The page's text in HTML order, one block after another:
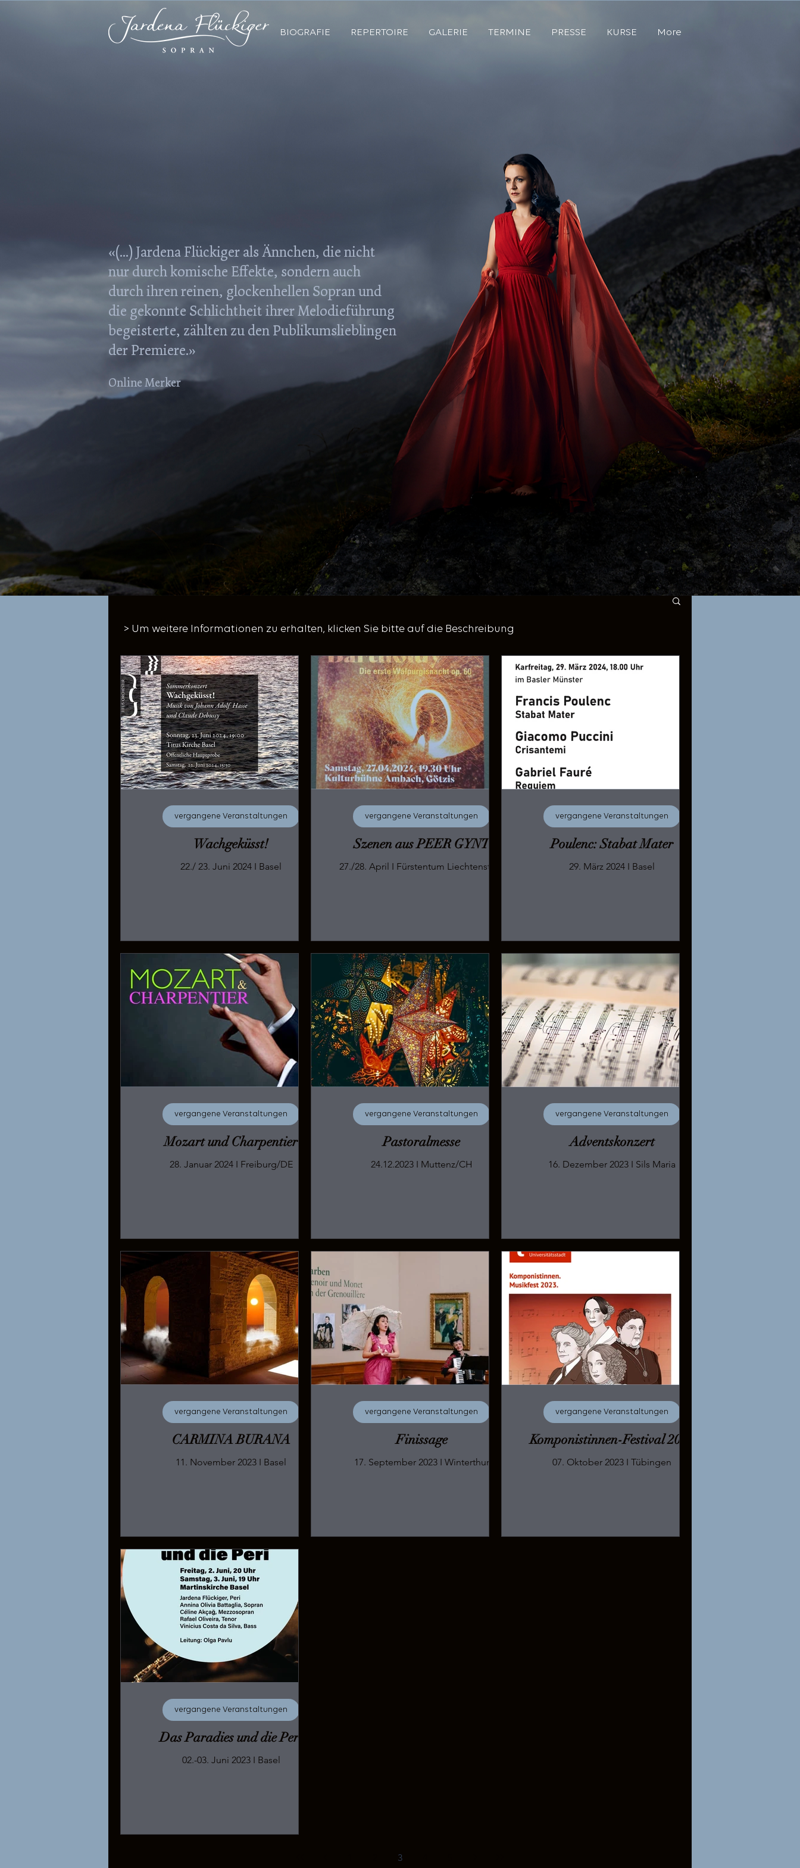
BIOGRAFIE REPERTOIRE GALERIE TERMINE PRESSE KURSE More
«(...) Jardena Flückiger als Ännchen, die nicht
nur durch komische Effekte, sondern auch
durch ihren reinen, glockenhellen Sopran und
die gekonnte Schlichtheit ihrer Melodieführung
begeisterte, zählten zu den Publikumslieblingen
der Premiere.»
Online Merker
Wachgeküsst!
22./ 23. Juni 2024 I Basel
vergangene Veranstaltungen
Szenen aus PEER GYNT
27./28. April I Fürstentum Liechtenstein
vergangene Veranstaltungen
Poulenc: Stabat Mater
29. März 2024 I Basel
vergangene Veranstaltungen
Mozart und Charpentier
28. Januar 2024 I Freiburg/DE
vergangene Veranstaltungen
Pastoralmesse
24.12.2023 I Muttenz/CH
vergangene Veranstaltungen
Adventskonzert
16. Dezember 2023 I Sils Maria
vergangene Veranstaltungen
CARMINA BURANA
11. November 2023 I Basel
vergangene Veranstaltungen
Finissage
17. September 2023 I Winterthur
vergangene Veranstaltungen
Komponistinnen-Festival 2023
07. Oktober 2023 I Tübingen
vergangene Veranstaltungen
Das Paradies und die Peri
02.-03. Juni 2023 I Basel
vergangene Veranstaltungen
3
> Um weitere Informationen zu erhalten, klicken Sie bitte auf die Beschreibung